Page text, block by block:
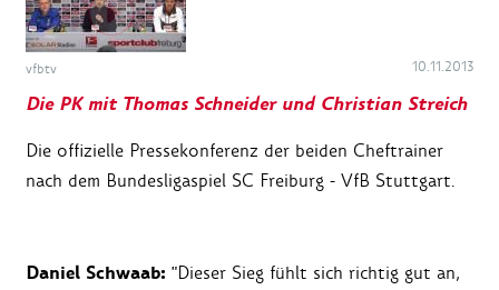
vfbtv 10.11.2013
Die PK mit Thomas Schneider und Christian Streich
Die offizielle Pressekonferenz der beiden Cheftrainer
nach dem Bundesligaspiel SC Freiburg - VfB Stuttgart.
Daniel Schwaab: "Dieser Sieg fühlt sich richtig gut an,